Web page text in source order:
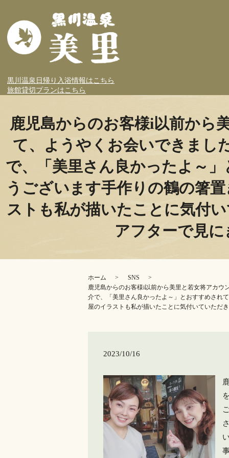
黒川温泉日帰り入浴情報はこちら
旅館貸切プランはこちら
鹿児島からのお客様i️以前から
て、ようやくお会いできまし
で、「美里さん良かったよ～
うございます手作りの鶴の箸
ストも私が描いたことに気付
アフターで見
ホーム
SNS
鹿児島からのお客様i️以前から美里と若女将アカウ
介で、「美里さん良かったよ～」とおすすめされ
屋のイラストも私が描いたことに気付いていただ
2023/10/16